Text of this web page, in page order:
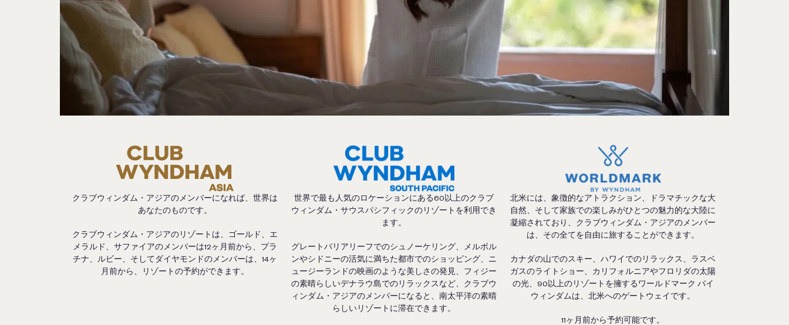
クラブウィンダム・アジアのメンバーになれば、世界は
あなたのものです。
クラブウィンダム・アジアのリゾートは、ゴールド、エ
メラルド、サファイアのメンバーは12ヶ月前から、プラ
チナ、ルビー、そしてダイヤモンドのメンバーは、14ヶ
月前から、リゾートの予約ができます。
世界で最も人気のロケーションにある60以上のクラブ
ウィンダム・サウスパシフィックのリゾートを利用でき
ます。
グレートバリアリーフでのシュノーケリング、メルボル
ンやシドニーの活気に満ちた都市でのショッピング、ニ
ュージーランドの映画のような美しさの発見、フィジー
の素晴らしいデナラウ島でのリラックスなど、クラブウ
ィンダム・アジアのメンバーになると、南太平洋の素晴
らしいリゾートに滞在できます。
北米には、象徴的なアトラクション、ドラマチックな大
自然、そして家族での楽しみがひとつの魅力的な大陸に
凝縮されており、クラブウィンダム・アジアのメンバー
は、その全てを自由に旅することができます。
カナダの山でのスキー、ハワイでのリラックス、ラスベ
ガスのライトショー、カリフォルニアやフロリダの太陽
の光、90以上のリゾートを擁するワールドマーク バイ
ウィンダムは、北米へのゲートウェイです。
11ヶ月前から予約可能です。